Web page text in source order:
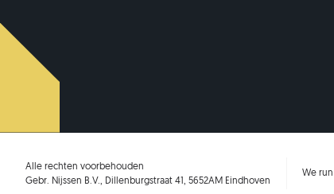
Alle rechten voorbehouden
Gebr. Nijssen B.V., Dillenburgstraat 41, 5652AM Eindhoven
We